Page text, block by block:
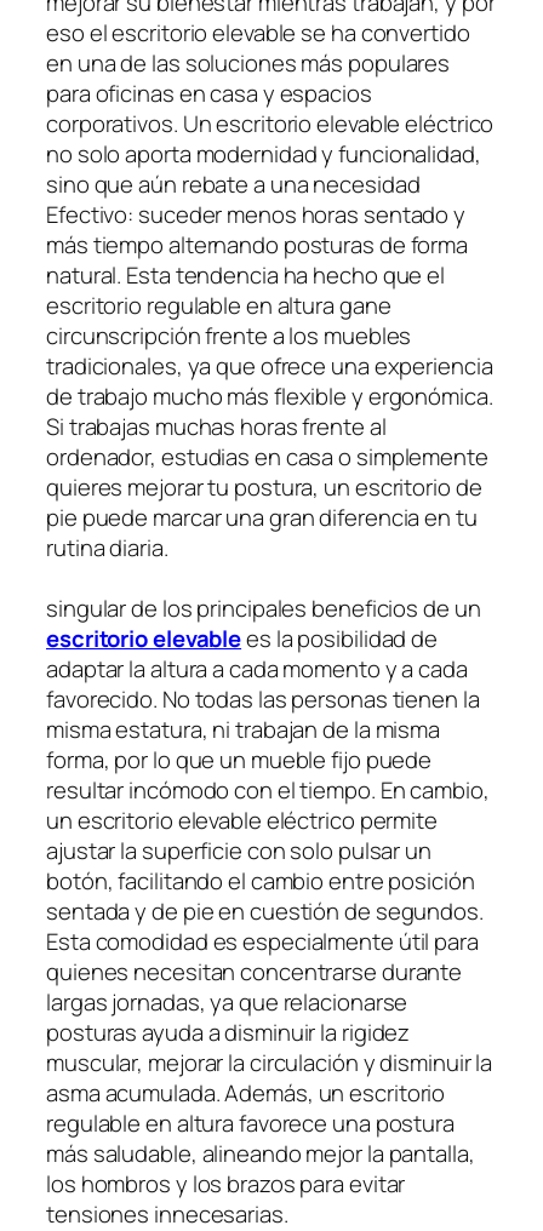
eso el escritorio elevable se ha convertido
en una de las soluciones más populares
para oficinas en casa y espacios
corporativos. Un escritorio elevable eléctrico
no solo aporta modernidad y funcionalidad,
sino que aún rebate a una necesidad
Efectivo: suceder menos horas sentado y
más tiempo alternando posturas de forma
natural. Esta tendencia ha hecho que el
escritorio regulable en altura gane
circunscripción frente a los muebles
tradicionales, ya que ofrece una experiencia
de trabajo mucho más flexible y ergonómica.
Si trabajas muchas horas frente al
ordenador, estudias en casa o simplemente
quieres mejorar tu postura, un escritorio de
pie puede marcar una gran diferencia en tu
rutina diaria.
singular de los principales beneficios de un
escritorio elevablees la posibilidad de
adaptar la altura a cada momento y a cada
favorecido. No todas las personas tienen la
misma estatura, ni trabajan de la misma
forma, por lo que un mueble fijo puede
resultar incómodo con el tiempo. En cambio,
un escritorio elevable eléctrico permite
ajustar la superficie con solo pulsar un
botón, facilitando el cambio entre posición
sentada y de pie en cuestión de segundos.
Esta comodidad es especialmente útil para
quienes necesitan concentrarse durante
largas jornadas, ya que relacionarse
posturas ayuda a disminuir la rigidez
muscular, mejorar la circulación y disminuir la
asma acumulada. Además, un escritorio
regulable en altura favorece una postura
más saludable, alineando mejor la pantalla,
los hombros y los brazos para evitar
tensiones innecesarias.